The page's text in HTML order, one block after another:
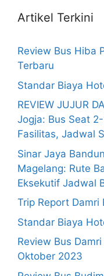
Artikel Terkini
Review Bus Hiba
Terbaru
Standar Biaya
REVIEW JUJUR
Jogja: Bus Seat
Fasilitas, Jadwal
Sinar Jaya
Magelang: Rute
Eksekutif Jadwal
Trip Report Damri
Standar Biaya
Review Bus
Oktober 2023